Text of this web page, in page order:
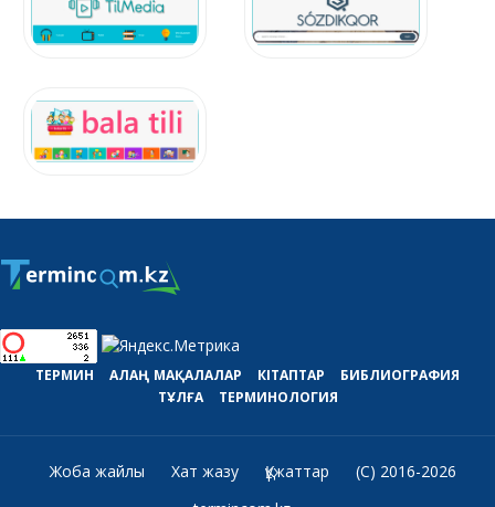
ТЕРМИН АЛАҢ МАҚАЛАЛАР КІТАПТАР
БИБЛИОГРАФИЯ
ТҰЛҒА
ТЕРМИНОЛОГИЯ
Жоба жайлы Хат жазу Құжаттар
(C) 2016-2026